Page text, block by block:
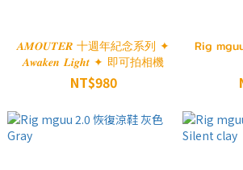
𝑨𝑴𝑶𝑼𝑻𝑬𝑹 十週年紀念系列 ✦
𝑨𝒘𝒂𝒌𝒆𝒏 𝑳𝒊𝒈𝒉𝒕 ✦ 即可拍相機
NT$980
Rig